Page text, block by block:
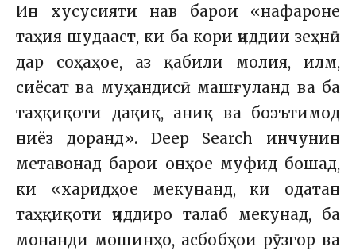
Ин хусусияти нав барои «нафароне
таҳия шудааст, ки ба кори ҷиддии зеҳнӣ
дар соҳаҳое, аз қабили молия, илм,
сиёсат ва муҳандисӣ машғуланд ва ба
таҳқиқоти дақиқ, аниқ ва боэътимод
ниёз доранд». Deep Search инчунин
метавонад барои онҳое муфид бошад,
ки «харидҳое мекунанд, ки одатан
таҳқиқоти ҷиддиро талаб мекунад, ба
монанди мошинҳо, асбобҳои рӯзгор ва